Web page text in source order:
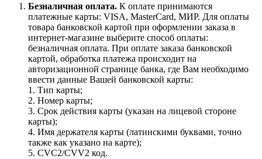
Безналичная оплата. К оплате принимаются
платежные карты: VISA, MasterCard, МИР. Для оплаты
товара банковской картой при оформлении заказа в
интернет-магазине выберите способ оплаты:
безналичная оплата. При оплате заказа банковской
картой, обработка платежа происходит на
авторизационной странице банка, где Вам необходимо
ввести данные Вашей банковской карты:
1. Тип карты;
2. Номер карты;
3. Срок действия карты (указан на лицевой стороне
карты);
4. Имя держателя карты (латинскими буквами, точно
также как указано на карте);
5. CVC2/CVV2 код.